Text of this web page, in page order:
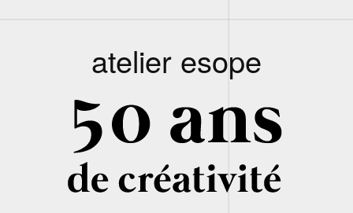
atelier esope